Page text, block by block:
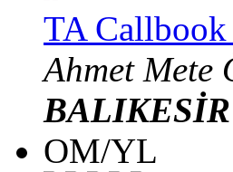
TA Callbook
Ahmet Mete
BALIKESİR
OM/YL